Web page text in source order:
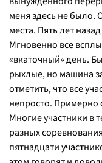
меня здесь не было.
места. Пять лет
Мгновенно все
«вкаточный» день.
рыхлые, но машина
отметить, что все
непросто. Примерно
Многие участники в
разных
пятнадцати